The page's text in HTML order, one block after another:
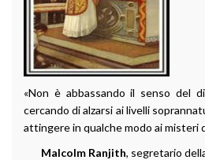
«Non è abbassando il senso del
cercando di alzarsi ai livelli
attingere in qualche modo ai misteri
Malcolm Ranjith, segretario